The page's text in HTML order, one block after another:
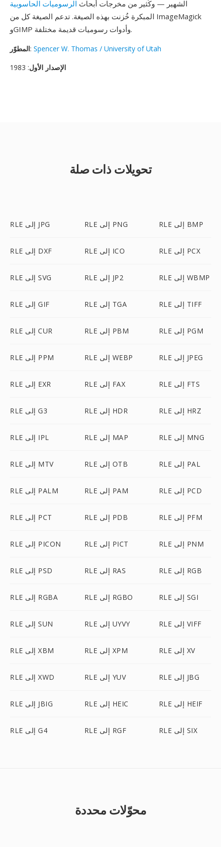
الشهير — وكُثير من مخرجات أبحاث الرسوميات الحاسوبية
المبكرة خُزنت بهذه الصيغة. تدعم الصيغة كل من ImageMagick
وGIMP وأدوات رسوميات قديمة مختلفة.
المطوّر: Spencer W. Thomas / University of Utah
الإصدار الأول: 1983
تحويلات ذات صلة
RLE إلى JPG RLE إلى PNG RLE إلى BMP
RLE إلى DXF RLE إلى ICO RLE إلى PCX
RLE إلى SVG RLE إلى JP2 RLE إلى WBMP
RLE إلى GIF RLE إلى TGA RLE إلى TIFF
RLE إلى CUR RLE إلى PBM RLE إلى PGM
RLE إلى PPM RLE إلى WEBP RLE إلى JPEG
RLE إلى EXR RLE إلى FAX RLE إلى FTS
RLE إلى G3 RLE إلى HDR RLE إلى HRZ
RLE إلى IPL RLE إلى MAP RLE إلى MNG
RLE إلى MTV RLE إلى OTB RLE إلى PAL
RLE إلى PALM RLE إلى PAM RLE إلى PCD
RLE إلى PCT RLE إلى PDB RLE إلى PFM
RLE إلى PICON RLE إلى PICT RLE إلى PNM
RLE إلى PSD RLE إلى RAS RLE إلى RGB
RLE إلى RGBA RLE إلى RGBO RLE إلى SGI
RLE إلى SUN RLE إلى UYVY RLE إلى VIFF
RLE إلى XBM RLE إلى XPM RLE إلى XV
RLE إلى XWD RLE إلى YUV RLE إلى JBG
RLE إلى JBIG RLE إلى HEIC RLE إلى HEIF
RLE إلى G4 RLE إلى RGF RLE إلى SIX
محوّلات محددة